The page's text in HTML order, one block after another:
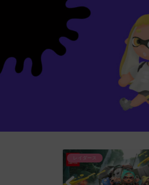
レイダース